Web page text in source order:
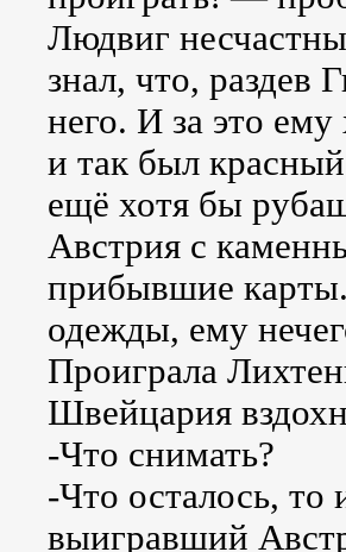
Людвиг
знал, что, раздев
него. И за это
и так был
ещё хотя бы
Австрия с
прибывшие
одежды, ему
Проиграла
Швейцария
-Что снимать?
-Что осталось,
выигравший